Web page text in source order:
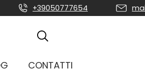
+39050777654
CONTATTI